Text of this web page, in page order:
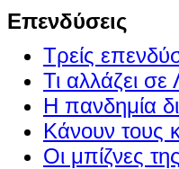
Επενδύσεις
Τρείς
Τι αλλάζει
Η πανδημία
Κάνουν τους
Οι μπίζνες